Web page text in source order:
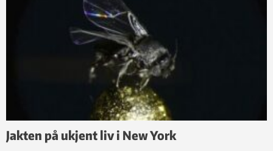
Jakten på ukjent liv i New York